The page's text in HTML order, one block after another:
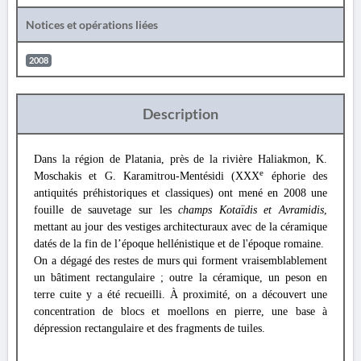
Notices et opérations liées
2008
Description
Dans la région de Platania, près de la rivière Haliakmon, K.
Moschakis et G. Karamitrou-Mentésidi (XXXe
éphorie des
antiquités préhistoriques et classiques) ont mené en 2008 une
fouille de sauvetage sur leschamps Kotaïdis et Avramidis,
mettant au jour des vestiges architecturaux avec de la céramique
datés de la fin de l’époque hellénistique et de l'époque romaine.
On a dégagé des restes de murs qui forment vraisemblablement
un bâtiment rectangulaire ; outre la céramique, un peson en
terre cuite y a été recueilli. À proximité, on a découvert une
concentration de blocs et moellons en pierre, une base à
dépression rectangulaire et des fragments de tuiles.